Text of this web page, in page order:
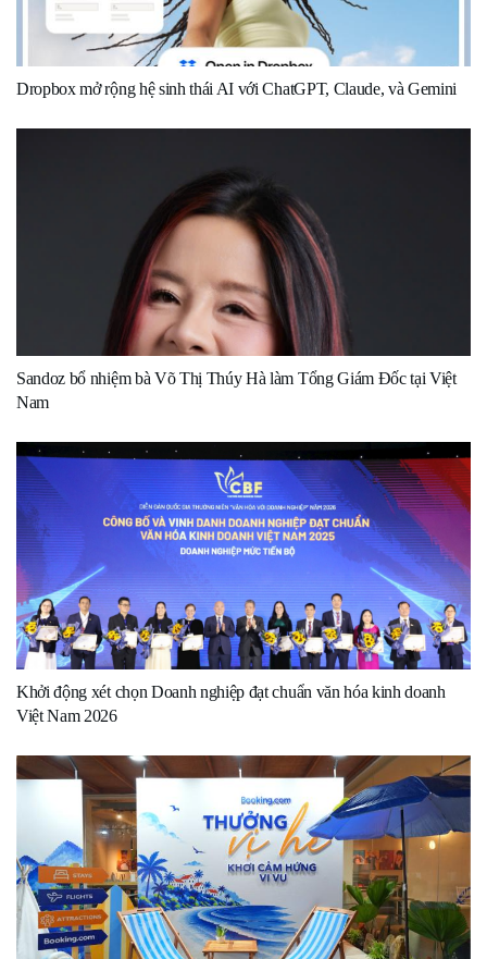
Dropbox mở rộng hệ sinh thái AI với ChatGPT, Claude, và Gemini
Sandoz bổ nhiệm bà Võ Thị Thúy Hà làm Tổng Giám Đốc tại Việt
Nam
Khởi động xét chọn Doanh nghiệp đạt chuẩn văn hóa kinh doanh
Việt Nam 2026